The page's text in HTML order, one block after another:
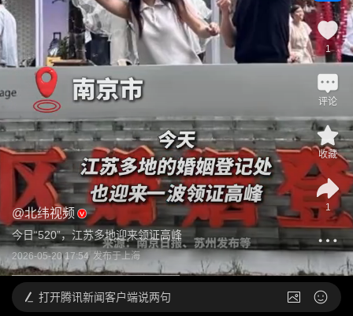
@北纬视频
今日“520”，江苏多地迎来领证高峰
2026-05-20 17:54 发布于上海
1
评论
收藏
1
打开腾讯新闻客户端说两句